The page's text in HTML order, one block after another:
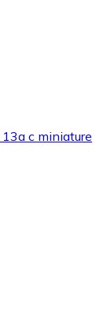
c miniature